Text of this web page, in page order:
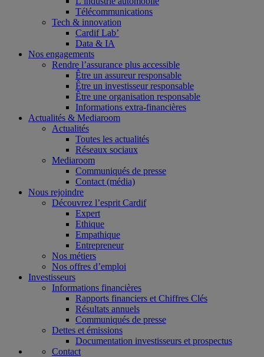
Télécommunications
Tech & innovation
Cardif Lab’
Data & IA
Nos engagements
Rendre l’assurance plus accessible
Être un assureur responsable
Être un investisseur responsable
Être une organisation responsable
Informations extra-financières
Actualités & Mediaroom
Actualités
Toutes les actualités
Réseaux sociaux
Mediaroom
Communiqués de presse
Contact (média)
Nous rejoindre
Découvrez l’esprit Cardif
Expert
Ethique
Empathique
Entrepreneur
Nos métiers
Nos offres d’emploi
Investisseurs
Informations financières
Rapports financiers et Chiffres Clés
Résultats annuels
Communiqués de presse
Dettes et émissions
Documentation investisseurs et prospectus
Contact